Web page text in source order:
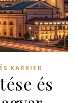
KARRIER
és